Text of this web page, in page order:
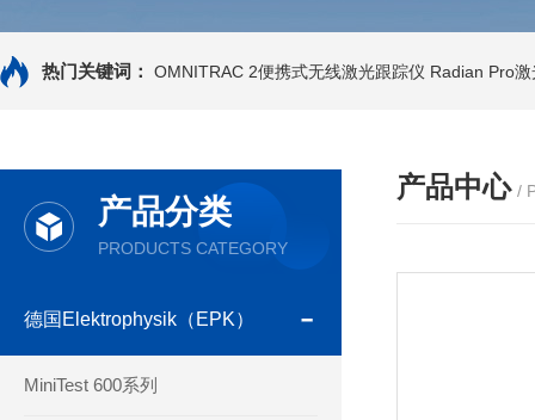
热门关键词： OMNITRAC 2便携式无线激光跟踪仪 Radian Pro
产品分类
PRODUCTS CATEGORY
德国Elektrophysik（EPK）
MiniTest 600系列
产品中心 /